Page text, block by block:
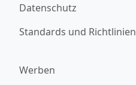
Datenschutz
Standards und Richtlinien
Werben